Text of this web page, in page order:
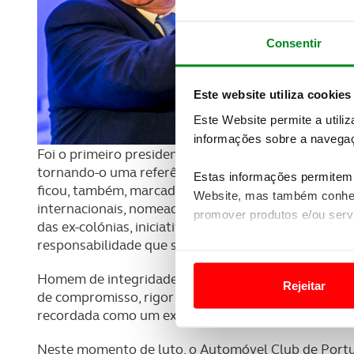
Consentir
Este website utiliza cookies
Este Website permite a
informações sobre a
Estas informações
Website, mas também
promover produtos e/ou
Usamos cookies para
funcionalidades de redes
Rejeitar
Foi o primeiro presidente do ACP a colocar a
tornando-o uma referência de idoneidade
ficou, também, marcado por momentos de grande
internacionais, nomeadamente o Rally de
das ex-colónias, iniciativas que revelaram o espírito
responsabilidade que sempre o distinguiram.
Homem de integridade exemplar, de visão e de
de compromisso, rigor e elevação cívica. A sua
recordada como um exemplo de liderança e de
Neste momento de luto, o Automóvel Club de